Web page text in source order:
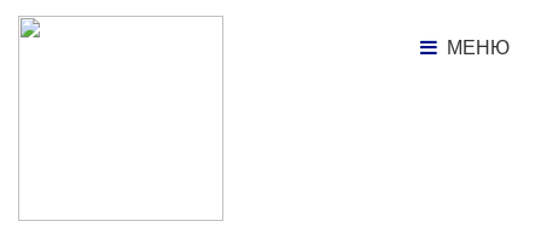
МЕНЮ
МЕНЮ
КАТАЛОГ ТОВАРІВ